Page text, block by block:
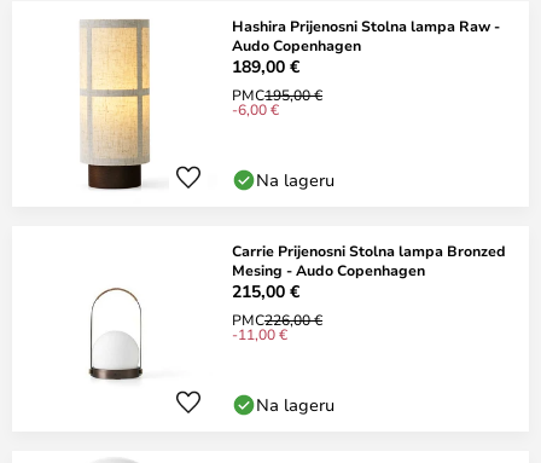
Hashira Prijenosni Stolna lampa Raw -
Audo Copenhagen
189,00 €
PMC195,00 €
-6,00 €
Na lageru
Carrie Prijenosni Stolna lampa Bronzed
Mesing - Audo Copenhagen
215,00 €
PMC226,00 €
-11,00 €
Na lageru